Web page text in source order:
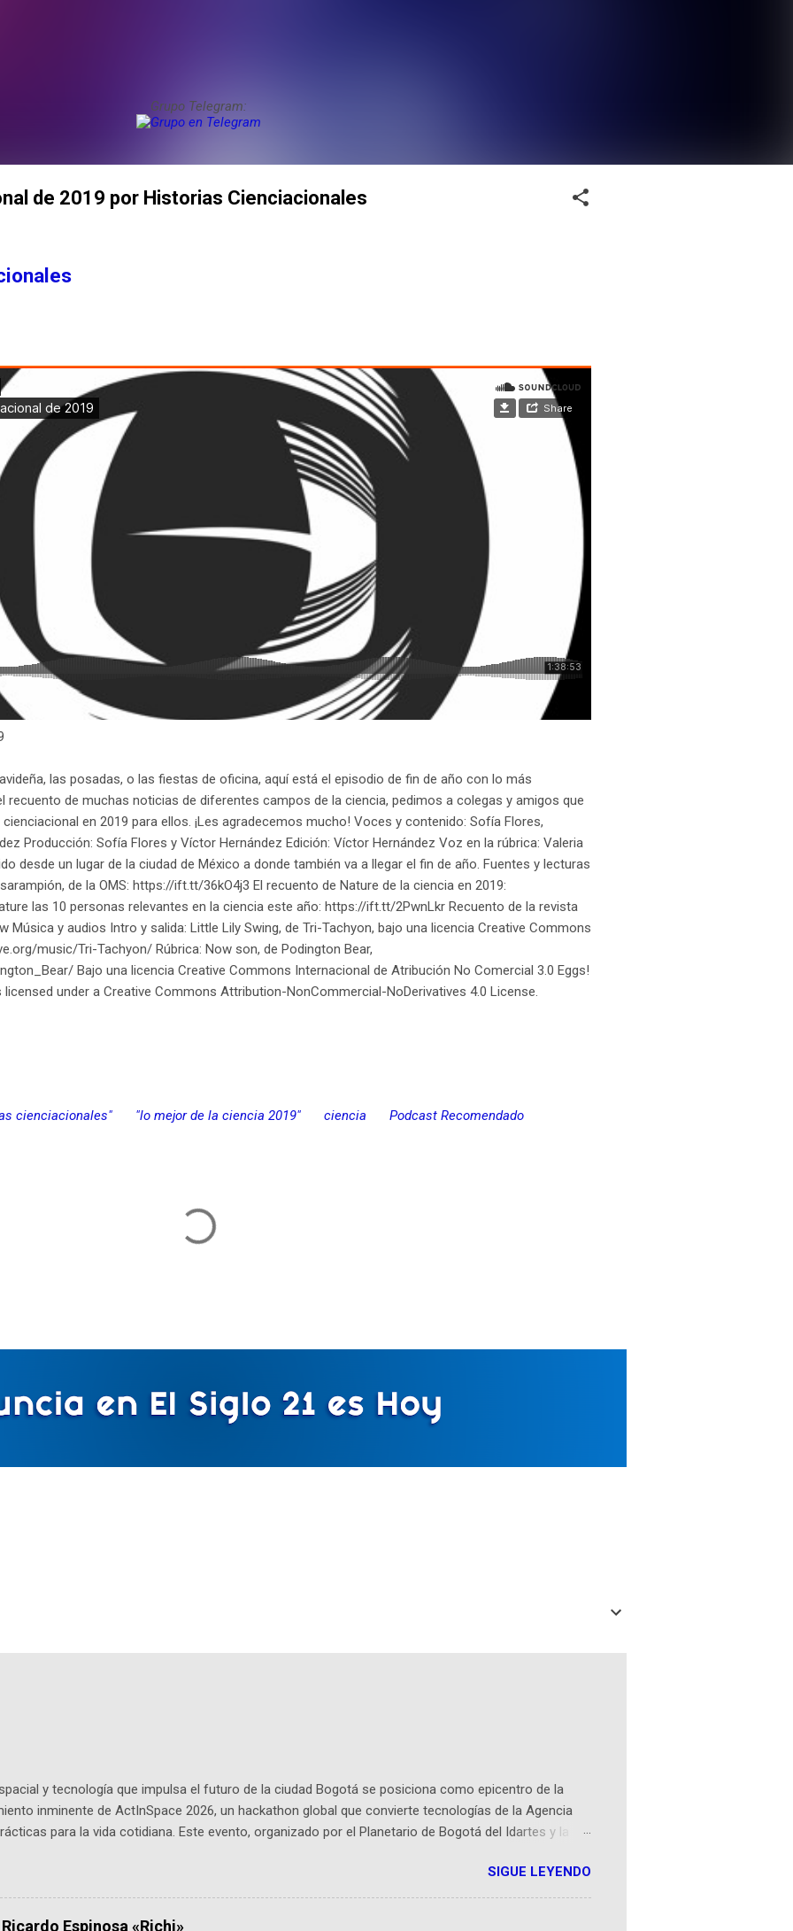
Grupo Telegram:
de 2019 por Historias Cienciacionales
las posadas, o las fiestas de oficina, aquí está el episodio de fin de año con lo más
recuento de muchas noticias de diferentes campos de la ciencia, pedimos a colegas y amigos que
en 2019 para ellos. ¡Les agradecemos mucho! Voces y contenido: Sofía Flores,
Producción: Sofía Flores y Víctor Hernández Edición: Víctor Hernández Voz en la rúbrica: Valeria
desde un lugar de la ciudad de México a donde también va a llegar el fin de año. Fuentes y lecturas
de la OMS: https://ift.tt/36kO4j3 El recuento de Nature de la ciencia en 2019:
las 10 personas relevantes en la ciencia este año: https://ift.tt/2PwnLkr Recuento de la revista
Música y audios Intro y salida: Little Lily Swing, de Tri-Tachyon, bajo una licencia Creative Commons
music/Tri-Tachyon/ Rúbrica: Now son, de Podington Bear,
Bajo una licencia Creative Commons Internacional de Atribución No Comercial 3.0 Eggs!
licensed under a Creative Commons Attribution-NonCommercial-NoDerivatives 4.0 License.
cienciacionales" "lo mejor de la ciencia 2019" ciencia Podcast Recomendado
y tecnología que impulsa el futuro de la ciudad Bogotá se posiciona como epicentro de la
inminente de ActInSpace 2026, un hackathon global que convierte tecnologías de la Agencia
para la vida cotidiana. Este evento, organizado por el Planetario de Bogotá del Idartes y la
es ActInSpace y por qué importa en Bogotá ActInSpace es una competencia mundial que opera en
tienen 24 horas para idear startups basadas en tecnologías espaciales como satélites y
con un evento gratuito el 30 de enero a las 10:00 a. m. en el Planetario (calle 26B #5-93), in...
SIGUE LEYENDO
Espinosa «Richi»